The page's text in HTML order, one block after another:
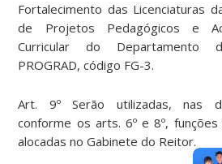
Fortalecimento das Licenciaturas
de Projetos Pedagógicos e
Curricular do Departamento
PROGRAD, código FG-3.
Art. 9º Serão utilizadas, nas
conforme os arts. 6º e 8º,
alocadas no Gabinete do Reitor.